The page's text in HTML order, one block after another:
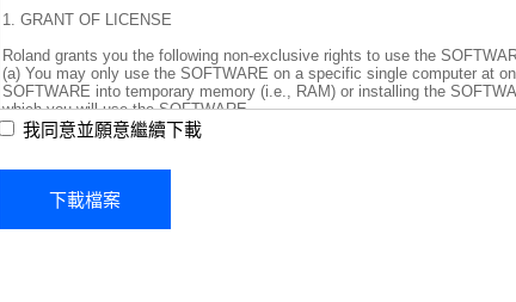
我同意並願意繼續下載